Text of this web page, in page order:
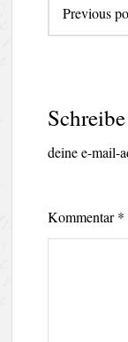
Previous
deine e-mail-
Kommentar*